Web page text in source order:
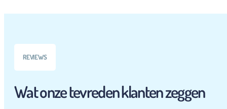
REVIEWS
Wat onze tevreden klanten zeggen